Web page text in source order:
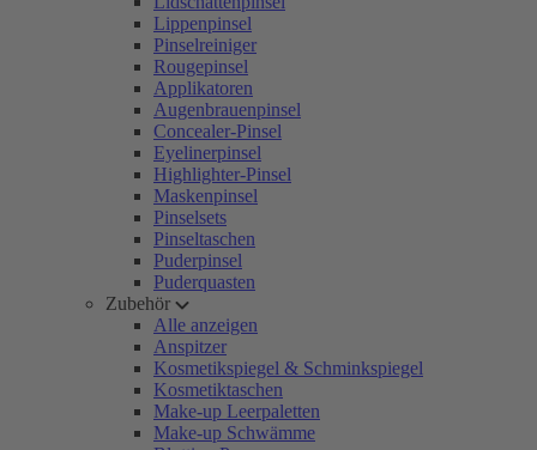
Lippenpinsel
Pinselreiniger
Rougepinsel
Applikatoren
Augenbrauenpinsel
Concealer-Pinsel
Eyelinerpinsel
Highlighter-Pinsel
Maskenpinsel
Pinselsets
Pinseltaschen
Puderpinsel
Puderquasten
Zubehör
Alle anzeigen
Anspitzer
Kosmetikspiegel & Schminkspiegel
Kosmetiktaschen
Make-up Leerpaletten
Make-up Schwämme